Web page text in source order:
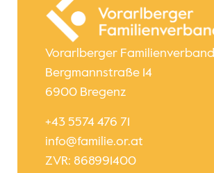
Vorarlberger Familienverband
Bergmannstraße 14
6900 Bregenz
+43 5574 476 71
info@familie.or.at
ZVR: 868991400